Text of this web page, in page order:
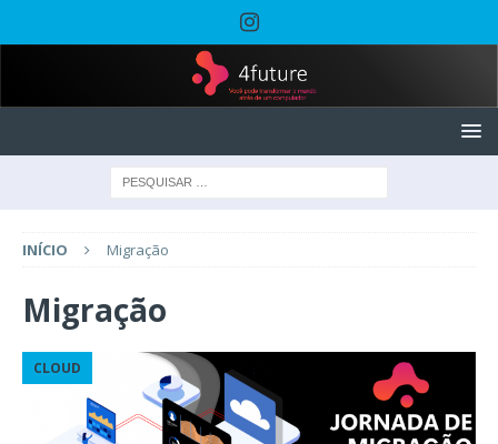
INÍCIO Migração
Migração
CLOUD